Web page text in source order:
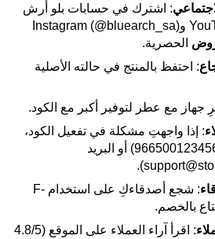
: اشترك في حسابات بلو أرش
على YouTube (bluearch) وInstagram (@bluearch_sa)
الحصرية.
: احتفظ بالمنتج في حالته الأصلية
جهاز مع عطر لتوفير أكبر مع الكود.
: إذا واجهتِ مشكلة في تفعيل الكود،
تواصل عبر الهاتف (+966500123456) أو البريد
: شجع أصدقاءكِ على استخدام F-
: اقرأ آراء العملاء على الموقع (4.8/5